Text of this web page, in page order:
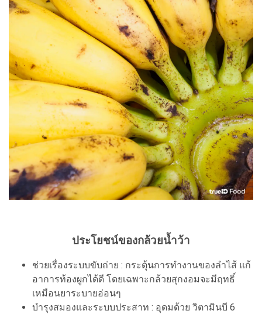
ประโยชน์ของกล้วยน้ำว้า
ช่วยเรื่องระบบขับถ่าย : กระตุ้นการทำงานของลำไส้ แก้
อาการท้องผูกได้ดี โดยเฉพาะกล้วยสุกงอมจะมีฤทธิ์
เหมือนยาระบายอ่อนๆ
บำรุงสมองและระบบประสาท : อุดมด้วย วิตามินบี 6